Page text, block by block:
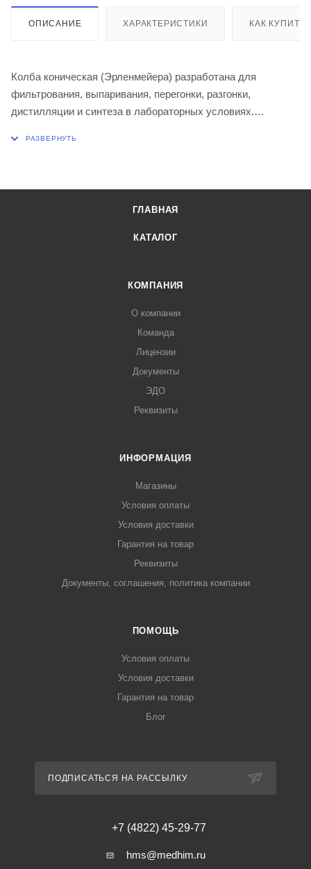
ОПИСАНИЕ ХАРАКТЕРИСТИКИ КАК КУПИТЬ
Колба коническая (Эрленмейера) разработана для
фильтрования, выпаривания, перегонки, разгонки,
дистилляции и синтеза в лабораторных условиях.
ГЛАВНАЯ
КАТАЛОГ
КОМПАНИЯ
О компании
Команда
Лицензии
Документы
ЭДО
Реквизиты
ИНФОРМАЦИЯ
Магазины
Условия оплаты
Условия доставки
Гарантия на товар
Реквизиты
Документы, соглашения, политика компании
ПОМОЩЬ
Условия оплаты
Условия доставки
Гарантия на товар
Блог
ПОДПИСАТЬСЯ НА РАССЫЛКУ
+7 (4822) 45-29-77
hms@medhim.ru